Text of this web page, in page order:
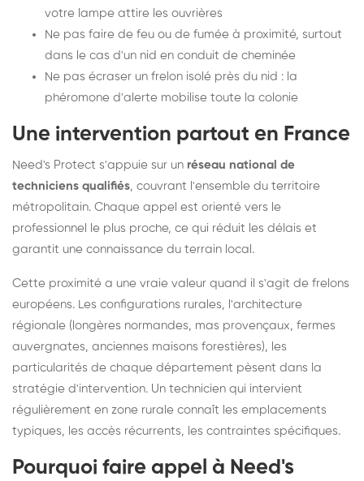
votre lampe attire les ouvrières
Ne pas faire de feu ou de fumée à proximité, surtout
dans le cas d'un nid en conduit de cheminée
Ne pas écraser un frelon isolé près du nid : la
phéromone d'alerte mobilise toute la colonie
Une intervention partout en France
Need's Protect s'appuie sur un réseau national de
techniciens qualifiés, couvrant l'ensemble du territoire
métropolitain. Chaque appel est orienté vers le
professionnel le plus proche, ce qui réduit les délais et
garantit une connaissance du terrain local.
Cette proximité a une vraie valeur quand il s'agit de frelons
européens. Les configurations rurales, l'architecture
régionale (longères normandes, mas provençaux, fermes
auvergnates, anciennes maisons forestières), les
particularités de chaque département pèsent dans la
stratégie d'intervention. Un technicien qui intervient
régulièrement en zone rurale connaît les emplacements
typiques, les accès récurrents, les contraintes spécifiques.
Pourquoi faire appel à Need's